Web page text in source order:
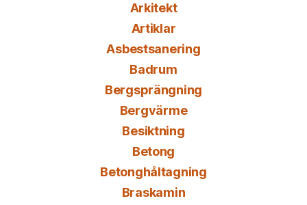
Arkitekt
Artiklar
Asbestsanering
Badrum
Bergsprängning
Bergvärme
Besiktning
Betong
Betonghåltagning
Braskamin